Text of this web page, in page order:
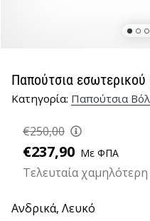
βόλεϊ
όπως
Ελάτε
μαζί
ως
της
Παπούτσια
Κατηγορία: Παπούτσια
€250,00
€237,90 Με ΦΠΑ
Τελευταία χαμηλότερη
Ανδρικά, Λευκό